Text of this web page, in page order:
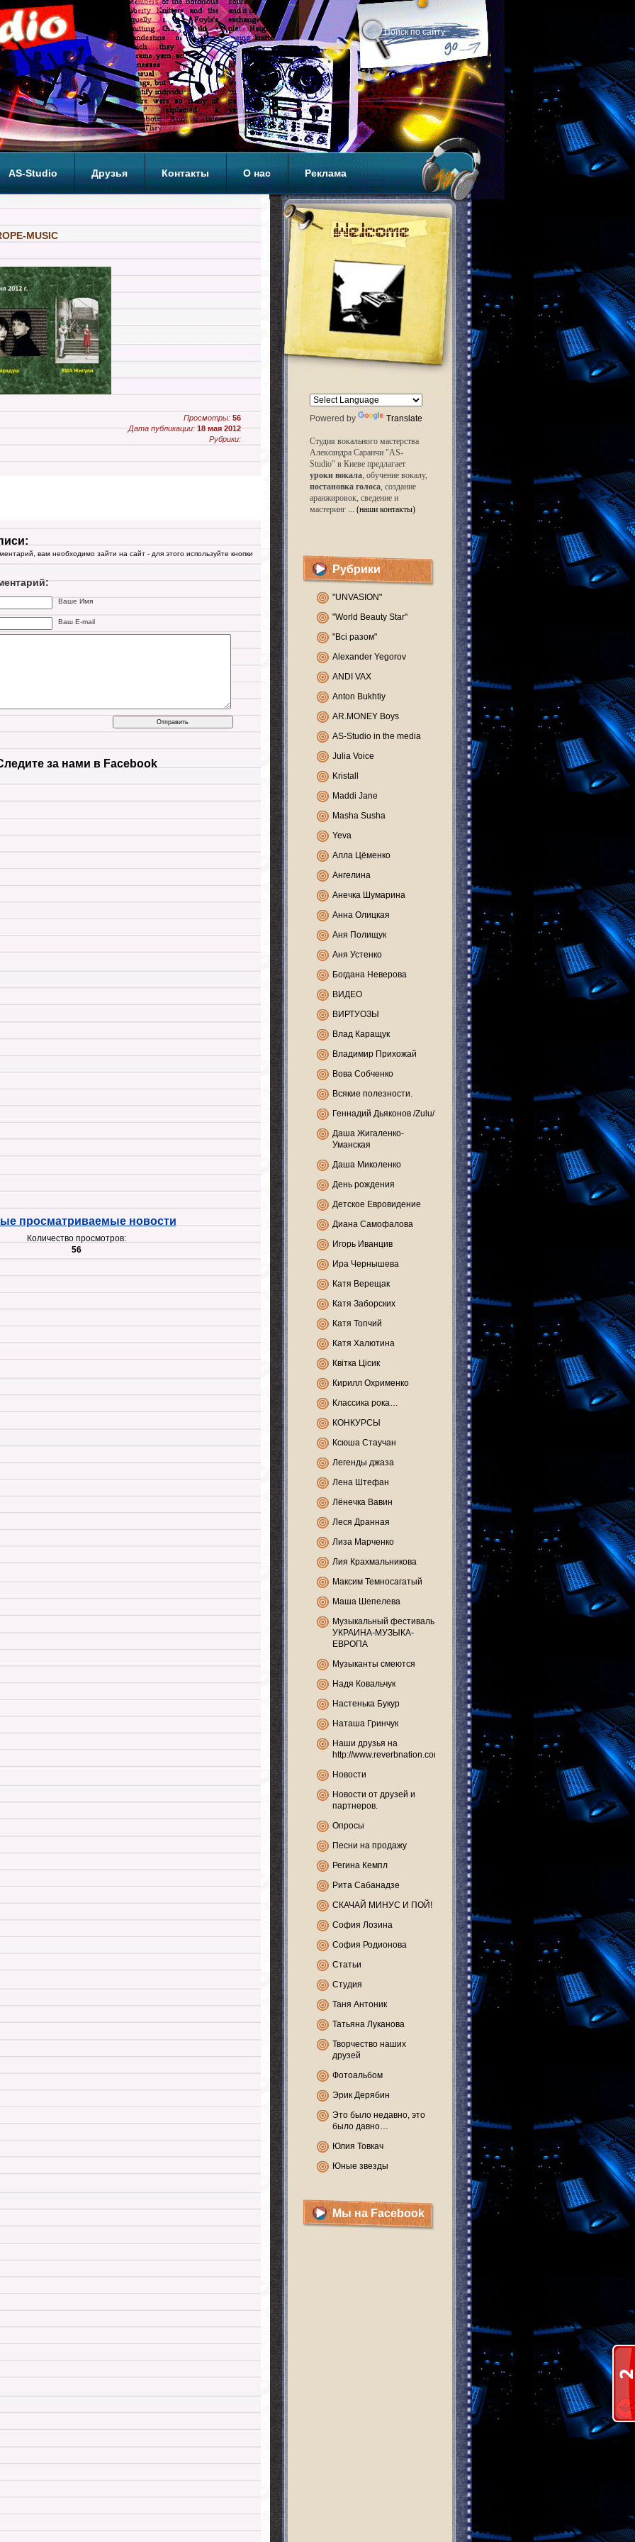
AS-Studio Друзья Контакты О нас Реклама
MUSIC
Просмотры: 56
Дата публикации: 18 мая 2012
Рубрики:
вам необходимо зайти на сайт - для этого используйте кнопки
Ваше Имя
Ваш E-mail
за нами в Facebook
просматриваемые новости
Количество просмотров:
56
Powered by Translate
Студия вокального мастерства
Александра Саранчи "AS-
Studio" в Киеве предлагает
уроки вокала, обучение вокалу,
постановка голоса, создание
аранжировок, сведение и
мастеринг ... (наши контакты)
Рубрики
"UNVASION"
"World Beauty Star"
"Всі разом"
Alexander Yegorov
ANDI VAX
Anton Bukhtiy
AR.MONEY Boys
AS-Studio in the media
Julia Voice
Kristall
Maddi Jane
Masha Susha
Yeva
Алла Цёменко
Ангелина
Анечка Шумарина
Анна Олицкая
Аня Полищук
Аня Устенко
Богдана Неверова
ВИДЕО
ВИРТУОЗЫ
Влад Каращук
Владимир Прихожай
Вова Собченко
Всякие полезности.
Геннадий Дьяконов /Zulu/
Даша Жигаленко-
Уманская
Даша Миколенко
День рождения
Детское Евровидение
Диана Самофалова
Игорь Иванцив
Ира Чернышева
Катя Верещак
Катя Заборских
Катя Топчий
Катя Халютина
Квітка Цісик
Кирилл Охрименко
Классика рока…
КОНКУРСЫ
Ксюша Стаучан
Легенды джаза
Лена Штефан
Лёнечка Вавин
Леся Дранная
Лиза Марченко
Лия Крахмальникова
Максим Темносагатый
Маша Шепелева
Музыкальный фестиваль
УКРАИНА-МУЗЫКА-
ЕВРОПА
Музыканты смеются
Надя Ковальчук
Настенька Букур
Наташа Гринчук
Наши друзья на
http://www.reverbnation.com
Новости
Новости от друзей и
партнеров.
Опросы
Песни на продажу
Регина Кемпл
Рита Сабанадзе
СКАЧАЙ МИНУС И ПОЙ!
София Лозина
София Родионова
Статьи
Студия
Таня Антоник
Татьяна Луканова
Творчество наших
друзей
Фотоальбом
Эрик Дерябин
Это было недавно, это
было давно…
Юлия Товкач
Юные звезды
Мы на Facebook